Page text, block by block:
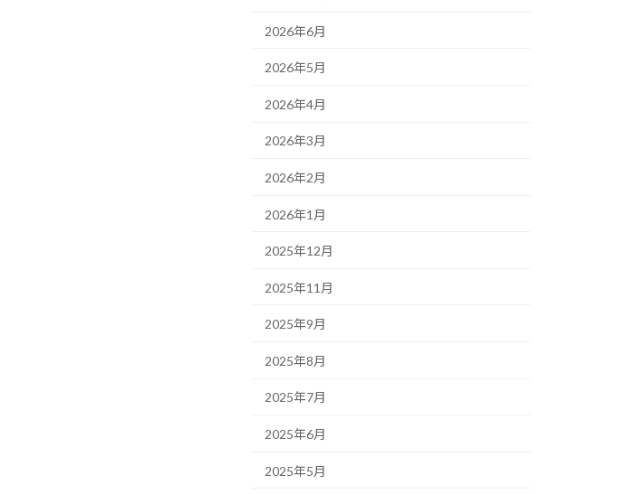
2026年6月
2026年5月
2026年4月
2026年3月
2026年2月
2026年1月
2025年12月
2025年11月
2025年9月
2025年8月
2025年7月
2025年6月
2025年5月